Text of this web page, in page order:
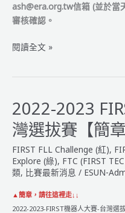
ash@era.org.tw信箱 (並於當
審核確認。
2022-
FIRST
器
人
大
台
灣
拔
閱讀全文 »
2022-2023
灣選拔賽【簡章
FIRST FLL Challenge (紅),
Explore (綠), FTC (FIRST
類, 比賽最新消息 / ESUN-
▲簡章，請往這裡走↓↓
2022-2023-FIRST機器人大賽-台灣選